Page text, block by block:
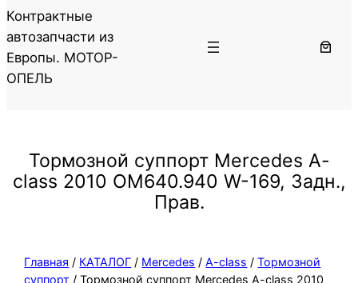
Контрактные
автозапчасти из
Европы. МОТОР-
ОПЕЛЬ
Тормозной суппорт Mercedes A-
class 2010 OM640.940 W-169, Задн.,
Прав.
Главная / КАТАЛОГ / Mercedes /A-class /Тормозной
суппорт / Тормозной суппорт Mercedes A-class 2010